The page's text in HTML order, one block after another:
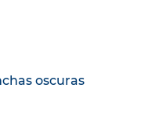
oscuras